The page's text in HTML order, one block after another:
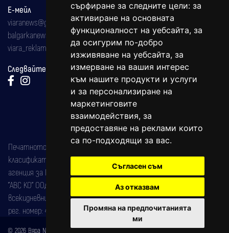
сърфиране за следните цели: за
активиране на основната
функционалност на уебсайта, за
да осигурим по-добро
изживяване на уебсайта, за
измерване на вашия интерес
към нашите продукти и услуги
и за персонализиране на
маркетинговите
взаимодействия, за
предоставяне на реклами които
са по-подходящи за вас.
Съгласен съм
Аз отказвам
Промяна на предпочитанията
ми
Е-мейл
viaranews@gmail.com
balgarkanews@gmail.com
viara_reklama@mail.bg
Следвайте ни:
Печатното издание на вестника е регистрирано в националния
класификатор на печатните издания (Българска национална
агенция за ISSN) под номер: ISSN 1312-4722.
"АВС КО" ООД е притежател на марката: Вяра информационен
всекидневник на югозападна България, със свидетелство за марка
рег. номер: 47857/11.05.2004 година.
© 2026 Вяра News Всички права запазени!